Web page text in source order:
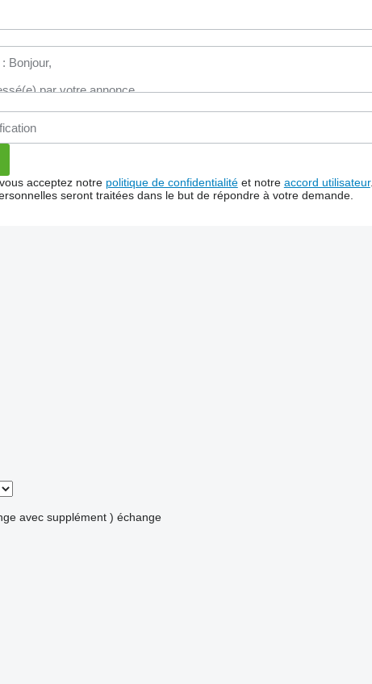
acceptez notre politique de confidentialitéet notre accord utilisateur.
seront traitées dans le but de répondre à votre demande.
avec supplément ) échange